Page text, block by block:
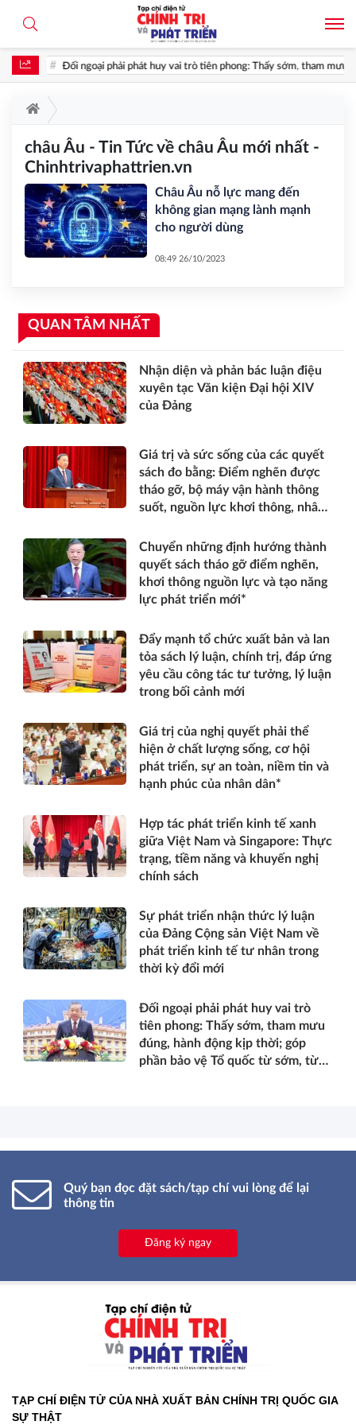
Đối ngoại phải phát huy vai trò tiên phong: Thấy sớm, tham mưu
châu Âu - Tin Tức về châu Âu mới nhất -
Chinhtrivaphattrien.vn
Châu Âu nỗ lực mang đến
không gian mạng lành mạnh
cho người dùng
08:49 26/10/2023
QUAN TÂM NHẤT
Nhận diện và phản bác luận điệu
xuyên tạc Văn kiện Đại hội XIV
của Đảng
Giá trị và sức sống của các quyết
sách đo bằng: Điểm nghẽn được
tháo gỡ, bộ máy vận hành thông
suốt, nguồn lực khơi thông, nhân
hơn*
Chuyển những định hướng thành
quyết sách tháo gỡ điểm nghẽn,
khơi thông nguồn lực và tạo năng
lực phát triển mới*
Đẩy mạnh tổ chức xuất bản và lan
tỏa sách lý luận, chính trị, đáp ứng
yêu cầu công tác tư tưởng, lý luận
trong bối cảnh mới
Giá trị của nghị quyết phải thể
hiện ở chất lượng sống, cơ hội
phát triển, sự an toàn, niềm tin và
hạnh phúc của nhân dân*
Hợp tác phát triển kinh tế xanh
giữa Việt Nam và Singapore: Thực
trạng, tiềm năng và khuyến nghị
chính sách
Sự phát triển nhận thức lý luận
của Đảng Cộng sản Việt Nam về
phát triển kinh tế tư nhân trong
thời kỳ đổi mới
Đối ngoại phải phát huy vai trò
tiên phong: Thấy sớm, tham mưu
đúng, hành động kịp thời; góp
phần bảo vệ Tổ quốc từ sớm, từ
Quý bạn đọc đặt sách/tạp chí vui lòng để lại
thông tin
Đăng ký ngay
TẠP CHÍ ĐIỆN TỬ CỦA NHÀ XUẤT BẢN CHÍNH TRỊ QUỐC GIA
SỰ THẬT